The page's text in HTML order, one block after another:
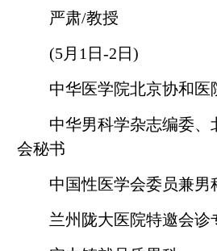
严肃/教授
(5月1日-2日)
中华医学院北京协和医
中华男科学杂志编委、
会秘书
中国性医学会委员兼男
兰州陇大医院特邀会诊